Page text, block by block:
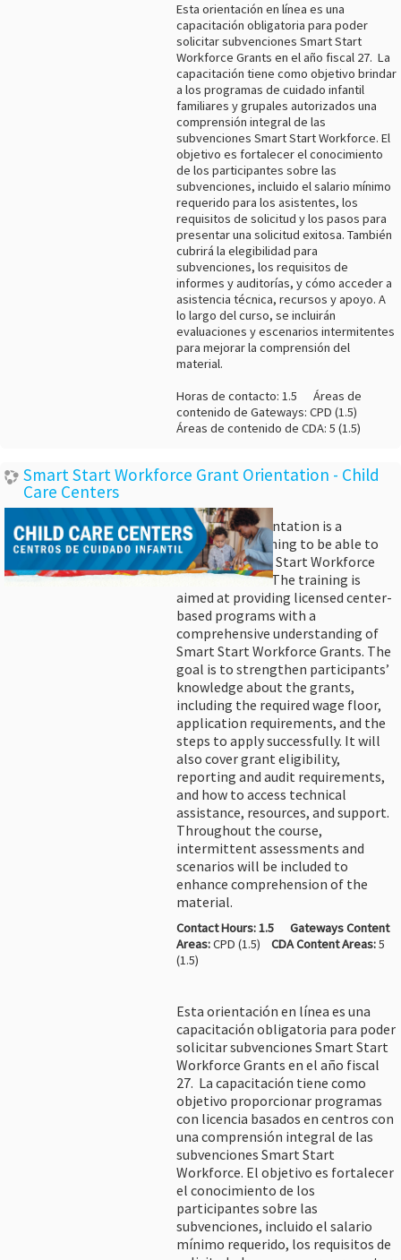
Esta orientación en línea es una
capacitación obligatoria para poder
solicitar subvenciones Smart Start
Workforce Grants en el año fiscal 27. La
capacitación tiene como objetivo brindar
a los programas de cuidado infantil
familiares y grupales autorizados una
comprensión integral de las
subvenciones Smart Start Workforce. El
objetivo es fortalecer el conocimiento
de los participantes sobre las
subvenciones, incluido el salario mínimo
requerido para los asistentes, los
requisitos de solicitud y los pasos para
presentar una solicitud exitosa. También
cubrirá la elegibilidad para
subvenciones, los requisitos de
informes y auditorías, y cómo acceder a
asistencia técnica, recursos y apoyo. A
lo largo del curso, se incluirán
evaluaciones y escenarios intermitentes
para mejorar la comprensión del
material.
Horas de contacto: 1.5 Áreas de
contenido de Gateways: CPD (1.5)
Áreas de contenido de CDA: 5 (1.5)
Smart Start Workforce Grant Orientation - Child
Care Centers
This online orientation is a
mandatory training to be able to
apply for Smart Start Workforce
Grants in FY27. The training is
aimed at providing licensed center-
based programs with a
comprehensive understanding of
Smart Start Workforce Grants. The
goal is to strengthen participants’
knowledge about the grants,
including the required wage floor,
application requirements, and the
steps to apply successfully. It will
also cover grant eligibility,
reporting and audit requirements,
and how to access technical
assistance, resources, and support.
Throughout the course,
intermittent assessments and
scenarios will be included to
enhance comprehension of the
material.
Contact Hours: 1.5
Gateways Content
Areas:CPD (1.5) CDA Content Areas:5
(1.5)
Esta orientación en línea es una
capacitación obligatoria para poder
solicitar subvenciones Smart Start
Workforce Grants en el año fiscal
27. La capacitación tiene como
objetivo proporcionar programas
con licencia basados en centros con
una comprensión integral de las
subvenciones Smart Start
Workforce. El objetivo es fortalecer
el conocimiento de los
participantes sobre las
subvenciones, incluido el salario
mínimo requerido, los requisitos de